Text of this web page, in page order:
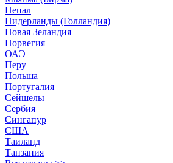
Непал
Нидерланды (Голландия)
Новая Зеландия
Норвегия
ОАЭ
Перу
Польша
Португалия
Сейшелы
Сербия
Сингапур
США
Таиланд
Танзания